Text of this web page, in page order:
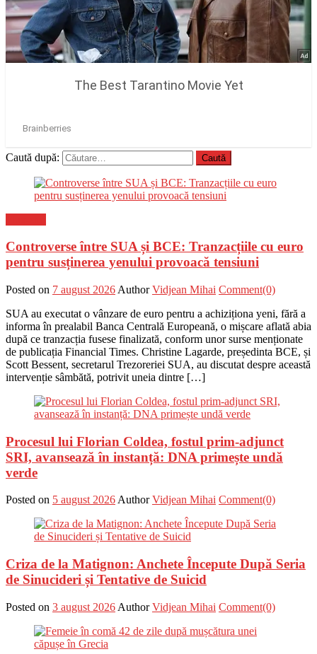
Caută după:
Controverse între SUA și BCE: Tranzacțiile cu euro
pentru susținerea yenului provoacă tensiuni
Posted on 7 august 2026 Author Vidjean Mihai Comment(0)
SUA au executat o vânzare de euro pentru a achiziționa yeni, fără a
informa în prealabil Banca Centrală Europeană, o mișcare aflată abia
după ce tranzacția fusese finalizată, conform unor surse menționate
de publicația Financial Times. Christine Lagarde, președinta BCE, și
Scott Bessent, secretarul Trezoreriei SUA, au discutat despre această
intervenție sâmbătă, potrivit uneia dintre […]
Procesul lui Florian Coldea, fostul prim-adjunct
SRI, avansează în instanță: DNA primește undă
verde
Posted on 5 august 2026Author Vidjean Mihai Comment(0)
Criza de la Matignon: Anchete Începute După Seria
de Sinucideri și Tentative de Suicid
Posted on 3 august 2026 Author Vidjean Mihai Comment(0)